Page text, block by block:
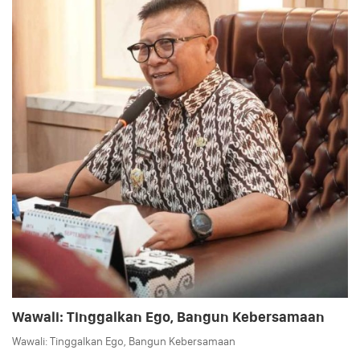
Wawali: Tinggalkan Ego, Bangun Kebersamaan
Wawali: Tinggalkan Ego, Bangun Kebersamaan